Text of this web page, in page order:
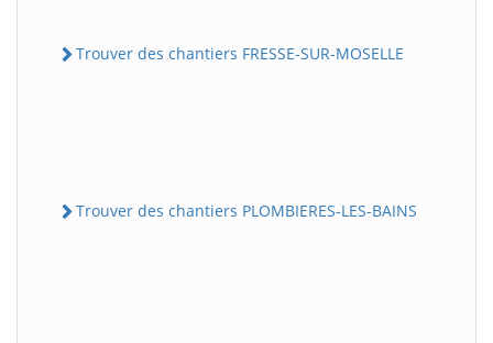
Trouver des chantiers FRESSE-SUR-MOSELLE
Trouver des chantiers PLOMBIERES-LES-BAINS